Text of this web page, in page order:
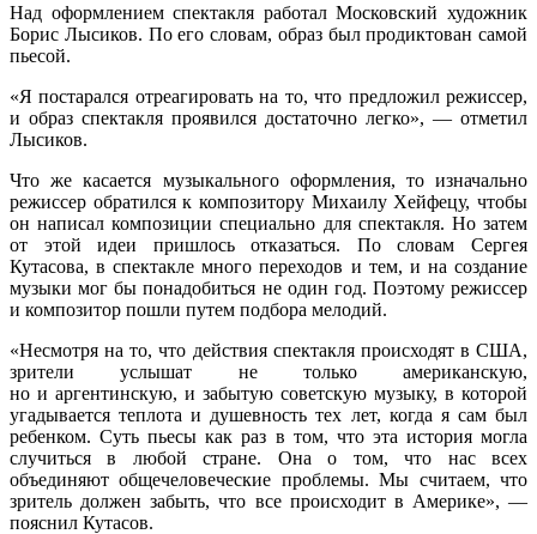
Над оформлением спектакля работал Московский художник
Борис Лысиков. По его словам, образ был продиктован самой
пьесой.
«Я постарался отреагировать на то, что предложил режиссер,
и образ спектакля проявился достаточно легко», — отметил
Лысиков.
Что же касается музыкального оформления, то изначально
режиссер обратился к композитору Михаилу Хейфецу, чтобы
он написал композиции специально для спектакля. Но затем
от этой идеи пришлось отказаться. По словам Сергея
Кутасова, в спектакле много переходов и тем, и на создание
музыки мог бы понадобиться не один год. Поэтому режиссер
и композитор пошли путем подбора мелодий.
«Несмотря на то, что действия спектакля происходят в США,
зрители услышат не только американскую,
но и аргентинскую, и забытую советскую музыку, в которой
угадывается теплота и душевность тех лет, когда я сам был
ребенком. Суть пьесы как раз в том, что эта история могла
случиться в любой стране. Она о том, что нас всех
объединяют общечеловеческие проблемы. Мы считаем, что
зритель должен забыть, что все происходит в Америке», —
пояснил Кутасов.